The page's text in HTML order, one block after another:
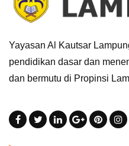
Yayasan Al Kautsar
pendidikan dasar dan
dan bermutu di Propinsi